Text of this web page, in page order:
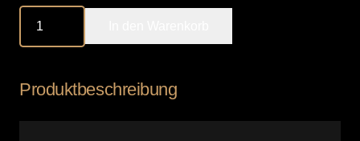
FIAT
Produktbeschreibung